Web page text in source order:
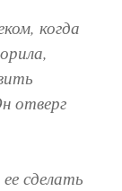
когда
отверг
сделать